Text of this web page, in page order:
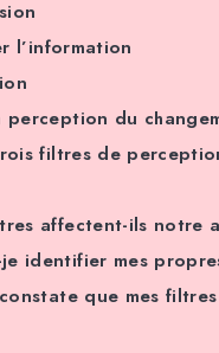
l’information
perception du
filtres de
affectent-ils notre
je identifier mes
que mes